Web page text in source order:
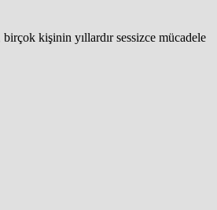
birçok kişinin yıllardır sessizce mücadele